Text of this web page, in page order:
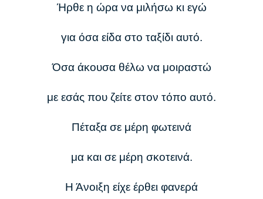
Ήρθε η ώρα να μιλήσω κι εγώ
για όσα είδα στο ταξίδι αυτό.
Όσα άκουσα θέλω να μοιραστώ
με εσάς που ζείτε στον τόπο αυτό.
Πέταξα σε μέρη φωτεινά
μα και σε μέρη σκοτεινά.
Η Άνοιξη είχε έρθει φανερά